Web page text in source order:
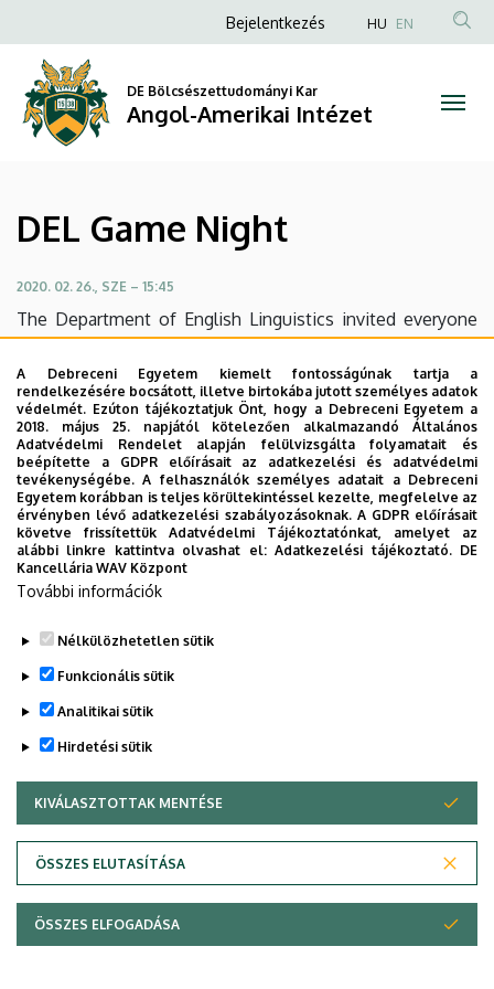
Game
Night
Amerikai
Intézet
a
tartalomra
Anonim
fiók
menüje
Bejelentkezés HU EN
DE Bölcsészettudományi Kar
Angol-Amerikai Intézet
DEL Game Night
2020. 02. 26., SZE – 15:45
The Department of English Linguistics invited everyone
to spend an evening full of fun and friendly competition
with us Wednesday night (02/26 8pm) in Studio 111.
There were snacks, drinks, quizzes and other games.
Link to Facebook event
Legutóbbi frissítés: 2023. 06. 08. 11:03
Adatvédelem
Szerzői jog © 2026 Unideb
A Debreceni Egyetem kiemelt fontosságúnak tartja a
rendelkezésére bocsátott, illetve birtokába jutott személyes adatok
védelmét. Ezúton tájékoztatjuk Önt, hogy a Debreceni Egyetem a
2018. május 25. napjától kötelezően alkalmazandó Általános
Adatvédelmi Rendelet alapján felülvizsgálta folyamatait és
beépítette a GDPR előírásait az adatkezelési és adatvédelmi
tevékenységébe. A felhasználók személyes adatait a Debreceni
Egyetem korábban is teljes körültekintéssel kezelte, megfelelve az
érvényben lévő adatkezelési szabályozásoknak. A GDPR előírásait
követve frissítettük Adatvédelmi Tájékoztatónkat, amelyet az
alábbi linkre kattintva olvashat el:Adatkezelési tájékoztató. DE
Kancellária WAV Központ
További információk
Nélkülözhetetlen sütik
Funkcionális sütik
Analitikai sütik
Hirdetési sütik
KIVÁLASZTOTTAK MENTÉSE
ÖSSZES ELUTASÍTÁSA
WITHDRAW CONSENT
ÖSSZES ELFOGADÁSA